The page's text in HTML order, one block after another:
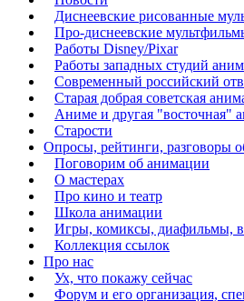
Диснеевские рисованные
Про-диснеевские
Работы Disney/Pixar
Работы западных студий
Современный российский
Старая добрая советская
Аниме и другая "восточная"
Старости
Опросы, рейтинги, разговоры
Поговорим об анимации
О мастерах
Про кино и театр
Школа анимации
Игры, комиксы, диафильмы,
Коллекция ссылок
Про нас
Ух, что покажу сейчас
Форум и его организация,